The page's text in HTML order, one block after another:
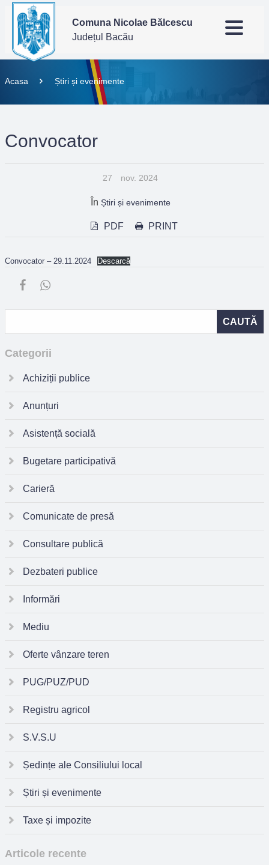
Comuna Nicolae Bălcescu
Județul Bacău
Acasa Știri și evenimente
Convocator
27 nov. 2024
În Știri și evenimente
PDF PRINT
Convocator – 29.11.2024 Descarcă
Categorii
Achiziții publice
Anunțuri
Asistență socială
Bugetare participativă
Carieră
Comunicate de presă
Consultare publică
Dezbateri publice
Informări
Mediu
Oferte vânzare teren
PUG/PUZ/PUD
Registru agricol
S.V.S.U
Ședințe ale Consiliului local
Știri și evenimente
Taxe și impozite
Articole recente